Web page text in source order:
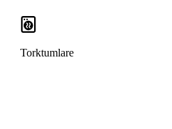
Torktumlare